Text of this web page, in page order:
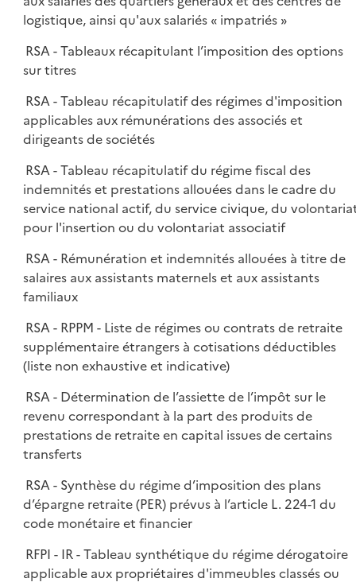
logistique, ainsi qu'aux salariés « impatriés »
RSA - Tableaux récapitulant l’imposition des options
sur titres
RSA - Tableau récapitulatif des régimes d'imposition
applicables aux rémunérations des associés et
dirigeants de sociétés
RSA - Tableau récapitulatif du régime fiscal des
indemnités et prestations allouées dans le cadre du
service national actif, du service civique, du
pour l'insertion ou du volontariat associatif
RSA - Rémunération et indemnités allouées à titre de
salaires aux assistants maternels et aux assistants
familiaux
RSA - RPPM - Liste de régimes ou contrats de retraite
supplémentaire étrangers à cotisations déductibles
(liste non exhaustive et indicative)
RSA - Détermination de l’assiette de l’impôt sur le
revenu correspondant à la part des produits de
prestations de retraite en capital issues de certains
transferts
RSA - Synthèse du régime d’imposition des plans
d’épargne retraite (PER) prévus à l’article L. 224-1 du
code monétaire et financier
RFPI - IR - Tableau synthétique du régime dérogatoire
applicable aux propriétaires d'immeubles classés ou